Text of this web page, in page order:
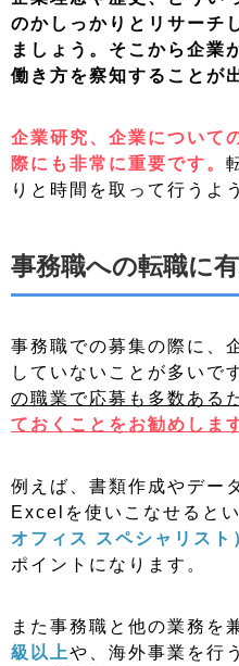
のかしっかりとリサーチ
ましょう。そこから企業
働き方を察知することが
企業研究、企業について
際にも非常に重要です。
りと時間を取って行うよ
事務職への転職に
事務職での募集の際に、
していないことが多いで
の職業で応募も多数ある
ておくことをお勧めしま
例えば、書類作成やデー
Excelを使いこなせるとい
オフィス スペシャリスト
ポイントになります。
また事務職と他の業務を
級以上や、海外事業を行